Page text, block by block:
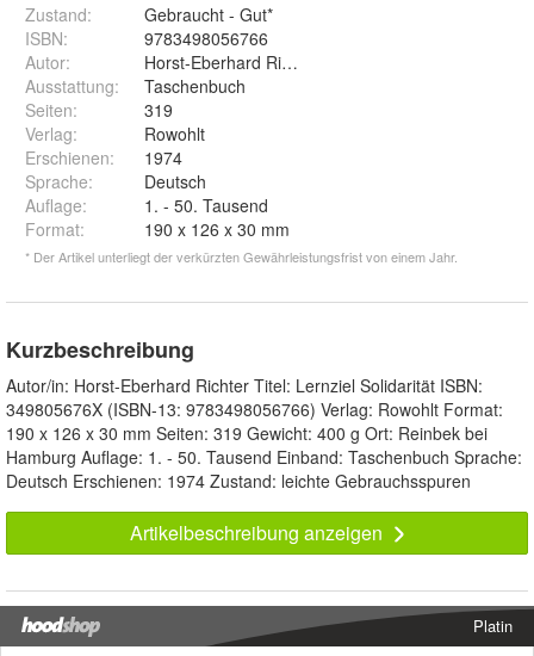
Zustand:
Gebraucht - Gut*
ISBN:
9783498056766
Autor:
Horst-Eberhard Richter
Ausstattung:
Taschenbuch
Seiten:
319
Verlag:
Rowohlt
Erschienen:
1974
Sprache:
Deutsch
Auflage:
1. - 50. Tausend
Format: 190 x 126 x 30 mm
* Der Artikel unterliegt der verkürzten Gewährleistungsfrist von einem Jahr.
Kurzbeschreibung
Autor/in: Horst-Eberhard Richter Titel: Lernziel Solidarität ISBN:
349805676X (ISBN-13: 9783498056766) Verlag: Rowohlt Format:
190 x 126 x 30 mm Seiten: 319 Gewicht: 400 g Ort: Reinbek bei
Hamburg Auflage: 1. - 50. Tausend Einband: Taschenbuch Sprache:
Deutsch Erschienen: 1974 Zustand: leichte Gebrauchsspuren
Artikelbeschreibung anzeigen
Platin